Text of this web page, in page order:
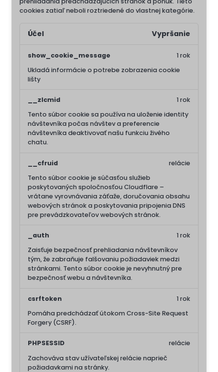
cookies zatiaľ neboli roztriedené do vlastnej kategórie.
Účel Vypršanie
show_cookie_message
Ukladá informácie o potrebe zobrazenia cookie
lišty
1 rok
__zlcmid
Tento súbor cookie sa používa na uloženie identity
návštevníka počas návštev a preferencie
návštevníka deaktivovať našu funkciu živého
chatu.
1 rok
__cfruid
Tento súbor cookie je súčasťou služieb
poskytovaných spoločnosťou Cloudflare –
vrátane vyrovnávania záťaže, doručovania obsahu
webových stránok a poskytovania pripojenia DNS
pre prevádzkovateľov webových stránok.
relácie
_auth
Zaisťuje bezpečnosť prehliadania návštevníkov
tým, že zabraňuje falšovaniu požiadaviek medzi
stránkami. Tento súbor cookie je nevyhnutný pre
bezpečnosť webu a návštevníka.
1 rok
csrftoken
Pomáha predchádzať útokom Cross-Site Request
Forgery (CSRF).
1 rok
PHPSESSID
Zachováva stav užívateľskej relácie naprieč
požiadavkami na stránky.
relácie